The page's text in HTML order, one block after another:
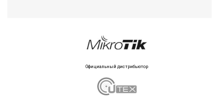
Официальный дистрибьютор